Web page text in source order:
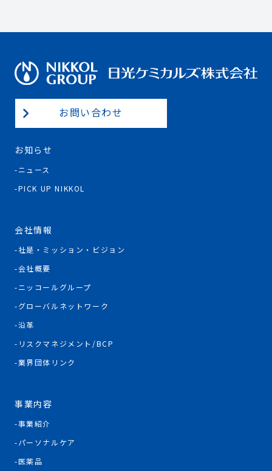
お問い合わせ
お知らせ
ニュース
PICK UP NIKKOL
会社情報
社是・ミッション・ビジョン
会社概要
ニッコールグループ
グローバルネットワーク
沿革
リスクマネジメント/BCP
業界団体リンク
事業内容
事業紹介
パーソナルケア
医薬品